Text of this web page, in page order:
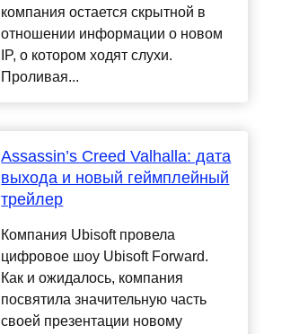
компания остается скрытной в
отношении информации о новом
IP, о котором ходят слухи.
Проливая...
Assassin’s Creed Valhalla: дата
выхода и новый геймплейный
трейлер
Компания Ubisoft провела
цифровое шоу Ubisoft Forward.
Как и ожидалось, компания
посвятила значительную часть
своей презентации новому